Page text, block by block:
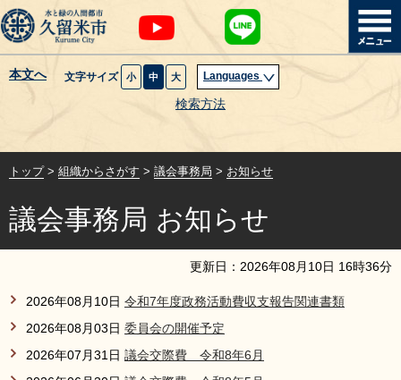
本文へ 文字サイズ 小 中 大 Languages
検索方法
暮らし・届出
健康・医療・福祉
観光魅力・イベント
計画・政策
トップ> 組織からさがす > 議会事務局 > お知らせ
議会事務局 お知らせ
更新日： 2026年08月 10日 16時36分
2026年08月10日 令和7年度政務活動費収支報告関連書類
2026年08月03日 委員会の開催予定
2026年07月31日 議会交際費 令和8年6月